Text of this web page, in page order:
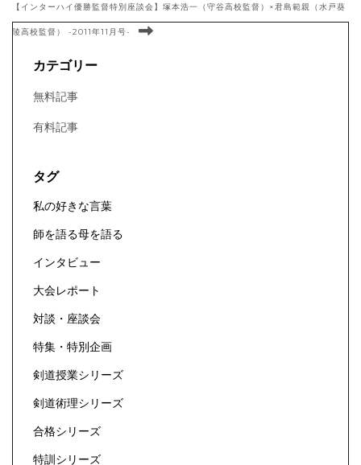
【インターハイ優勝監督特別座談会】塚本浩一（守谷高校監督）×君島範親（水戸葵
陵高校監督） -2011年11月号-
カテゴリー
無料記事
有料記事
タグ
私の好きな言葉
師を語る母を語る
インタビュー
大会レポート
対談・座談会
特集・特別企画
剣道授業シリーズ
剣道術理シリーズ
合格シリーズ
特訓シリーズ